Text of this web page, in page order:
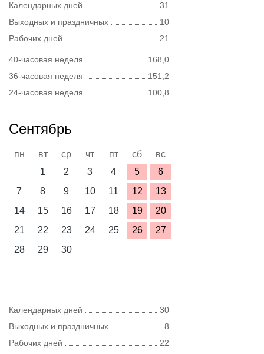
Календарных дней
31
Выходных и праздничных
10
Рабочих дней
21
40-часовая неделя
168,0
36-часовая неделя
151,2
24-часовая неделя
100,8
Сентябрь
пн вт ср чт пт сб
вс
1
2 3 4 5
6
7
8 9 10 11 12
13
14
15 16 17 18 19
20
21
22 23 24 25 26
27
28
29 30
Календарных дней
30
Выходных и праздничных
8
Рабочих дней
22